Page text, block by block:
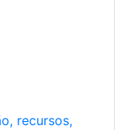
recursos,